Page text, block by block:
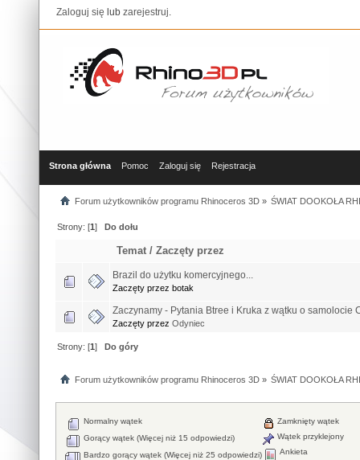
Zaloguj się lub zarejestruj.
Strona główna Pomoc Zaloguj się Rejestracja
Forum użytkowników programu Rhinoceros 3D» ŚWIAT DOOKOŁA
Strony: [1]Do dołu
Temat /Zaczęty przez
Brazil do użytku komercyjnego...
Zaczęty przez botak
Zaczynamy - Pytania Btree i Kruka z wątku o samolocie
Zaczęty przez Odyniec
Strony: [1]Do góry
Forum użytkowników programu Rhinoceros 3D» ŚWIAT DOOKOŁA
Normalny wątek
Gorący wątek (Więcej niż 15 odpowiedzi)
Bardzo gorący wątek (Więcej niż 25 odpowiedzi)
Zamknięty wątek
Wątek przyklejony
Ankieta